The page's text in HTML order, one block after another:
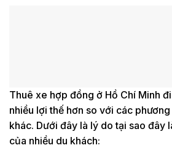
Thuê xe hợp đồng ở Hồ Chí Minh
nhiều lợi thế hơn so với các
khác. Dưới đây là lý do tại sao đây
của nhiều du khách: